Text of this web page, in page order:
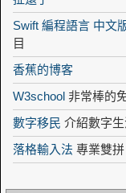
Swift 編程語言 中文
目
香蕉的博客
W3school 非常棒的
數字移民 介紹數字
落格輸入法 專業雙拼